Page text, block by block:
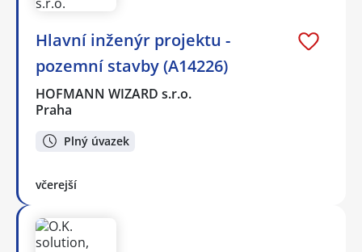
Hlavní inženýr projektu -
pozemní stavby (A14226)
HOFMANN WIZARD s.r.o.
Praha
Plný úvazek
včerejší